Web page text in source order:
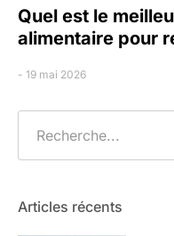
Quel est le
alimentaire pour
19 mai 2026
Articles récents